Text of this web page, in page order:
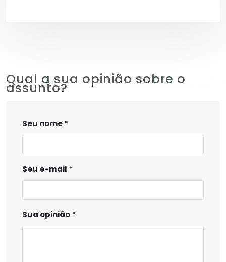
Qual a sua opinião sobre o
assunto?
Seu nome
Seu e-mail
Sua opinião